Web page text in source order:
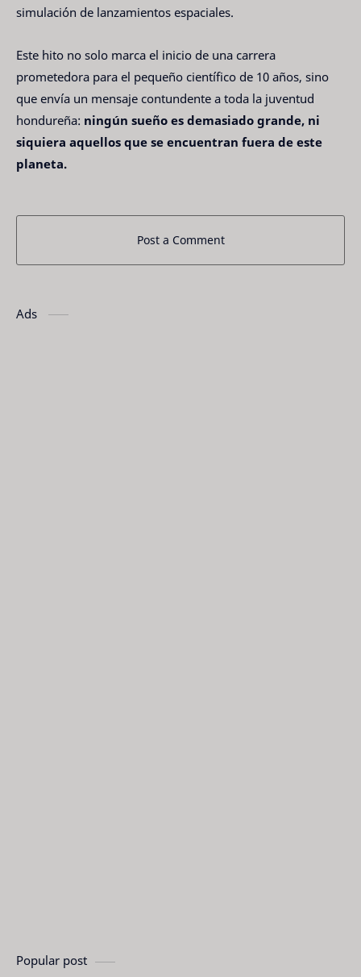
simulación de lanzamientos espaciales.
Este hito no solo marca el inicio de una carrera
prometedora para el pequeño científico de 10 años, sino
que envía un mensaje contundente a toda la juventud
hondureña: ningún sueño es demasiado grande, ni
siquiera aquellos que se encuentran fuera de este
planeta.
Post a Comment
Ads
Popular post